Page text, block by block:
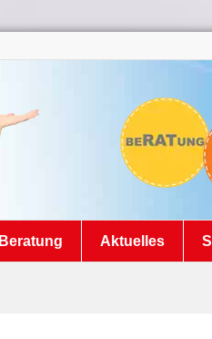
Beratung Aktuelles